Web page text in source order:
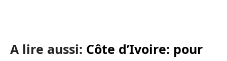
A lire aussi: Côte d’Ivoire: pour